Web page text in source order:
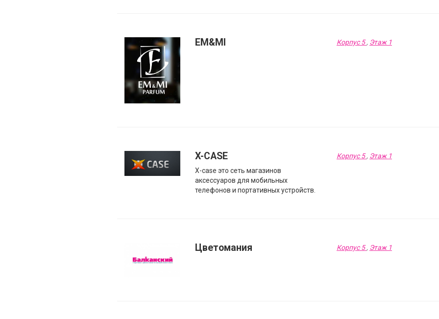
EM&MI Корпус 5, Этаж 1
X-САSE
X-case это сеть магазинов
аксессуаров для мобильных
телефонов и портативных устройств.
Корпус 5, Этаж 1
Цветомания Корпус 5, Этаж 1